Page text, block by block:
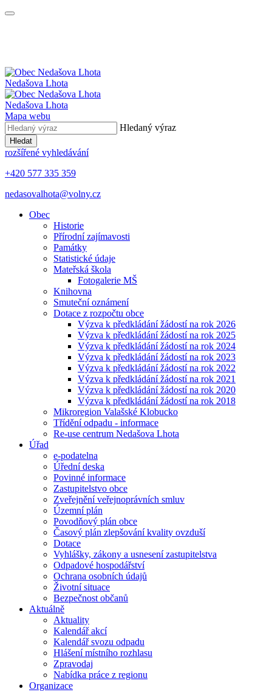
Nedašova Lhota
Nedašova Lhota
Mapa webu
Hledaný výraz
Hledat
rozšířené vyhledávání
+420 577 335 359
nedasovalhota@volny.cz
Obec
Historie
Přírodní zajímavosti
Památky
Statistické údaje
Mateřská škola
Fotogalerie MŠ
Knihovna
Smuteční oznámení
Dotace z rozpočtu obce
Výzva k předkládání žádostí na rok 2026
Výzva k předkládání žádostí na rok 2025
Výzva k předkládání žádostí na rok 2024
Výzva k předkládání žádostí na rok 2023
Výzva k předkládání žádostí na rok 2022
Výzva k předkládání žádostí na rok 2021
Výzva k předkládání žádostí na rok 2020
Výzva k předkládání žádostí na rok 2018
Mikroregion Valašské Klobucko
Třídění odpadu - informace
Re-use centrum Nedašova Lhota
Úřad
e-podatelna
Úřední deska
Povinné informace
Zastupitelstvo obce
Zveřejnění veřejnoprávních smluv
Územní plán
Povodňový plán obce
Časový plán zlepšování kvality ovzduší
Dotace
Vyhlášky, zákony a usnesení zastupitelstva
Odpadové hospodářství
Ochrana osobních údajů
Životní situace
Bezpečnost občanů
Aktuálně
Aktuality
Kalendář akcí
Kalendář svozu odpadu
Hlášení místního rozhlasu
Zpravodaj
Nabídka práce z regionu
Organizace